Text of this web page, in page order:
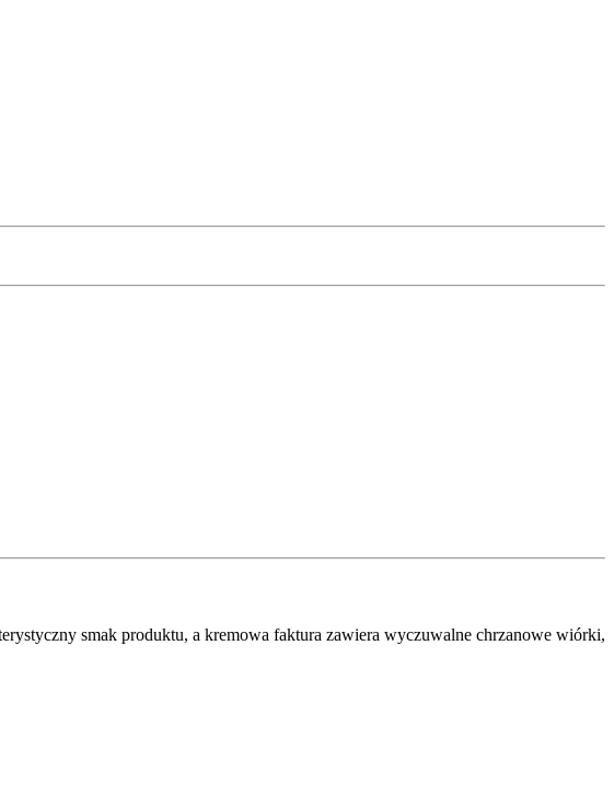
smak produktu, a kremowa faktura zawiera wyczuwalne chrzanowe wiórki,